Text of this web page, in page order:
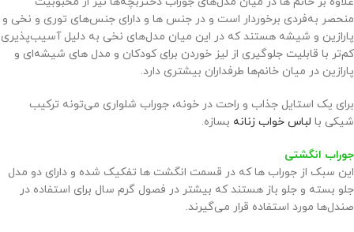
منحصر‌ به‌فردی برخوردار است و در جنس ها و دارای جنس‌های توری و نخی و
پارازین و شیشه هستند که در این میان مدل‌های نخی به دلیل آسیب‌پذیری
کم‌تر با قابلیت جلوگیری از لیز خوردن برای کودکان و مدل های شیشه‌ای و
پارازین در میان خانم‌ها طرفداران بیشتری دارد.
برای یک استایل جذاب و راحت در خونه، جوراب شلواری می‌تونه ترکیب
شیکی با لباس خواب زنانه بسازه.
جوراب انگشتی
این سبک از جوراب ها که در قسمت انگشت ها تفکیک شده و دارای دو مدل
جلو بسته و جلو باز هستند که بیشتر در فصول گرم سال برای استفاده در
صندل‌ها مورد استفاده قرار می‌گیرند.